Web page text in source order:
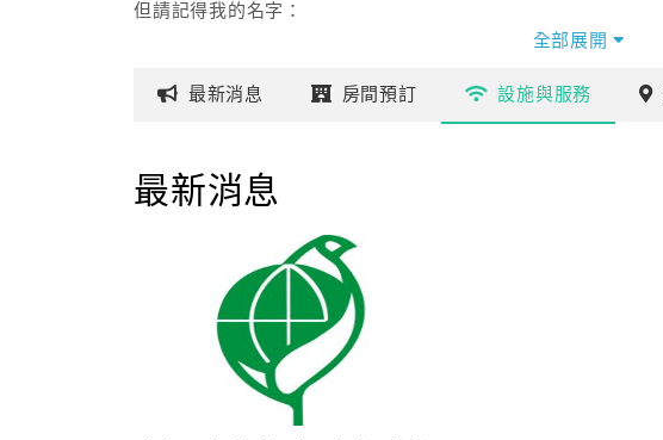
但請記得我的名字：
帶著些歐洲簡約風格的休閒度假酒店。
彷彿盡情伸展的雙臂，
含情內斂的歡迎您的到來！
源自希臘大地女神的命名，
象徵著豐饒、風韻、光彩，
象徵著如大地女神一般，溫柔的接納與給予。
全部展開
最新消息 房間預訂 設施與服務
最新消息